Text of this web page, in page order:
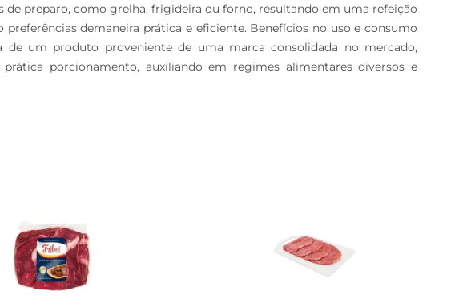
preparo, como grelha, frigideira ou forno, resultando em uma refeição
demaneira prática e eficiente. Benefícios no uso e consumo
um produto proveniente de uma marca consolidada no mercado,
porcionamento, auxiliando em regimes alimentares diversos e